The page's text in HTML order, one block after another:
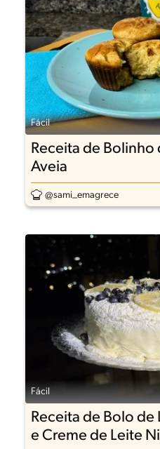
Fácil
Receita de Bolinho
Aveia
@sami_emagrece
Fácil
Receita de Bolo
e Creme de Leite